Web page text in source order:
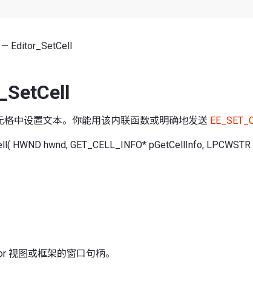
Editor_SetCell
格中设置文本。你能用该内联函数或明确地发送
HWND hwnd, GET_CELL_INFO* pGetCellInfo,
视图或框架的窗口句柄。